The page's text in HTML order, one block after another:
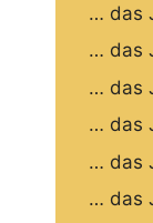
… das
… das
… das
… das
… das
… das